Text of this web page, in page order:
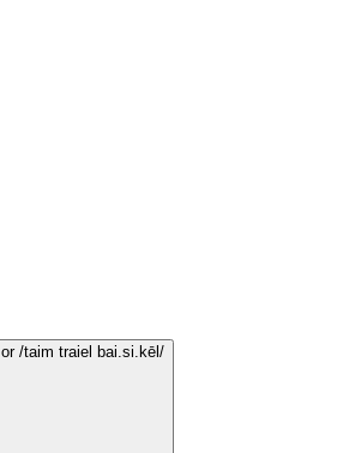
or /taim traiel bai.si.kēl/